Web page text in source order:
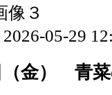
2026-05-29
（金） 青